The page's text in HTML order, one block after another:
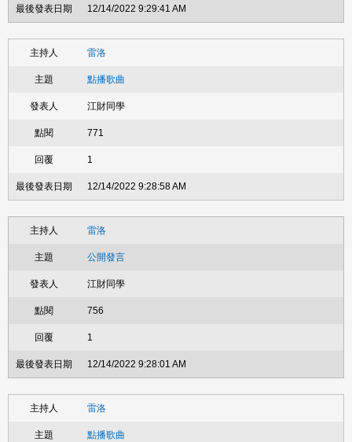
12/14/2022 9:29:41 AM
雷洛
點播歌曲
江財同學
771
1
12/14/2022 9:28:58 AM
雷洛
公開發言
江財同學
756
1
12/14/2022 9:28:01 AM
雷洛
點播歌曲